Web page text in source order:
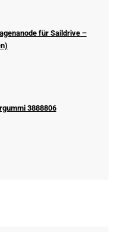
für Saildrive –
3888806